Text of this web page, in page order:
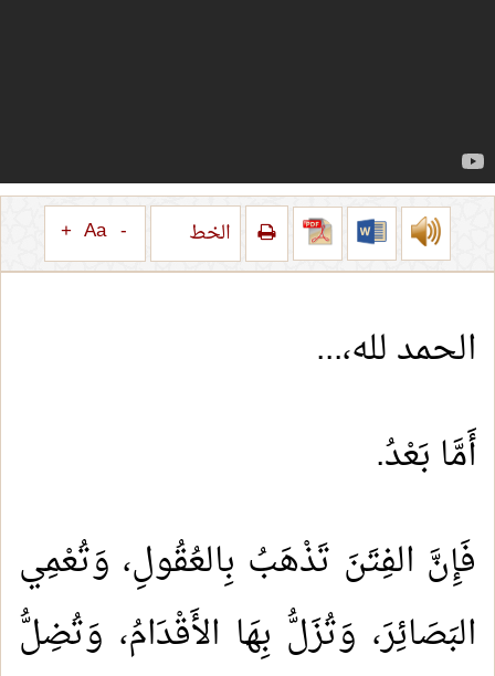
الخط -
Aa
+
الحمد لله،...
أَمَّا بَعْدُ.
فَإِنَّ الفِتَنَ تَذْهَبُ بِالعُقُولِ، وَتُعْمِي
البَصَائِرَ، وَتُزَلُّ بِهَا الأَقْدَامُ، وَتُضِلُّ